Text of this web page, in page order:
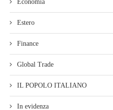
Economia
Estero
Finance
Global Trade
IL POPOLO ITALIANO
In evidenza